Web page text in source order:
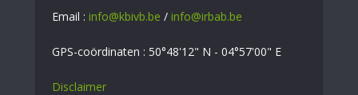
Email : info@kbivb.be / info@irbab.be
GPS-coördinaten : 50°48'12" N - 04°57'00" E
Disclaimer